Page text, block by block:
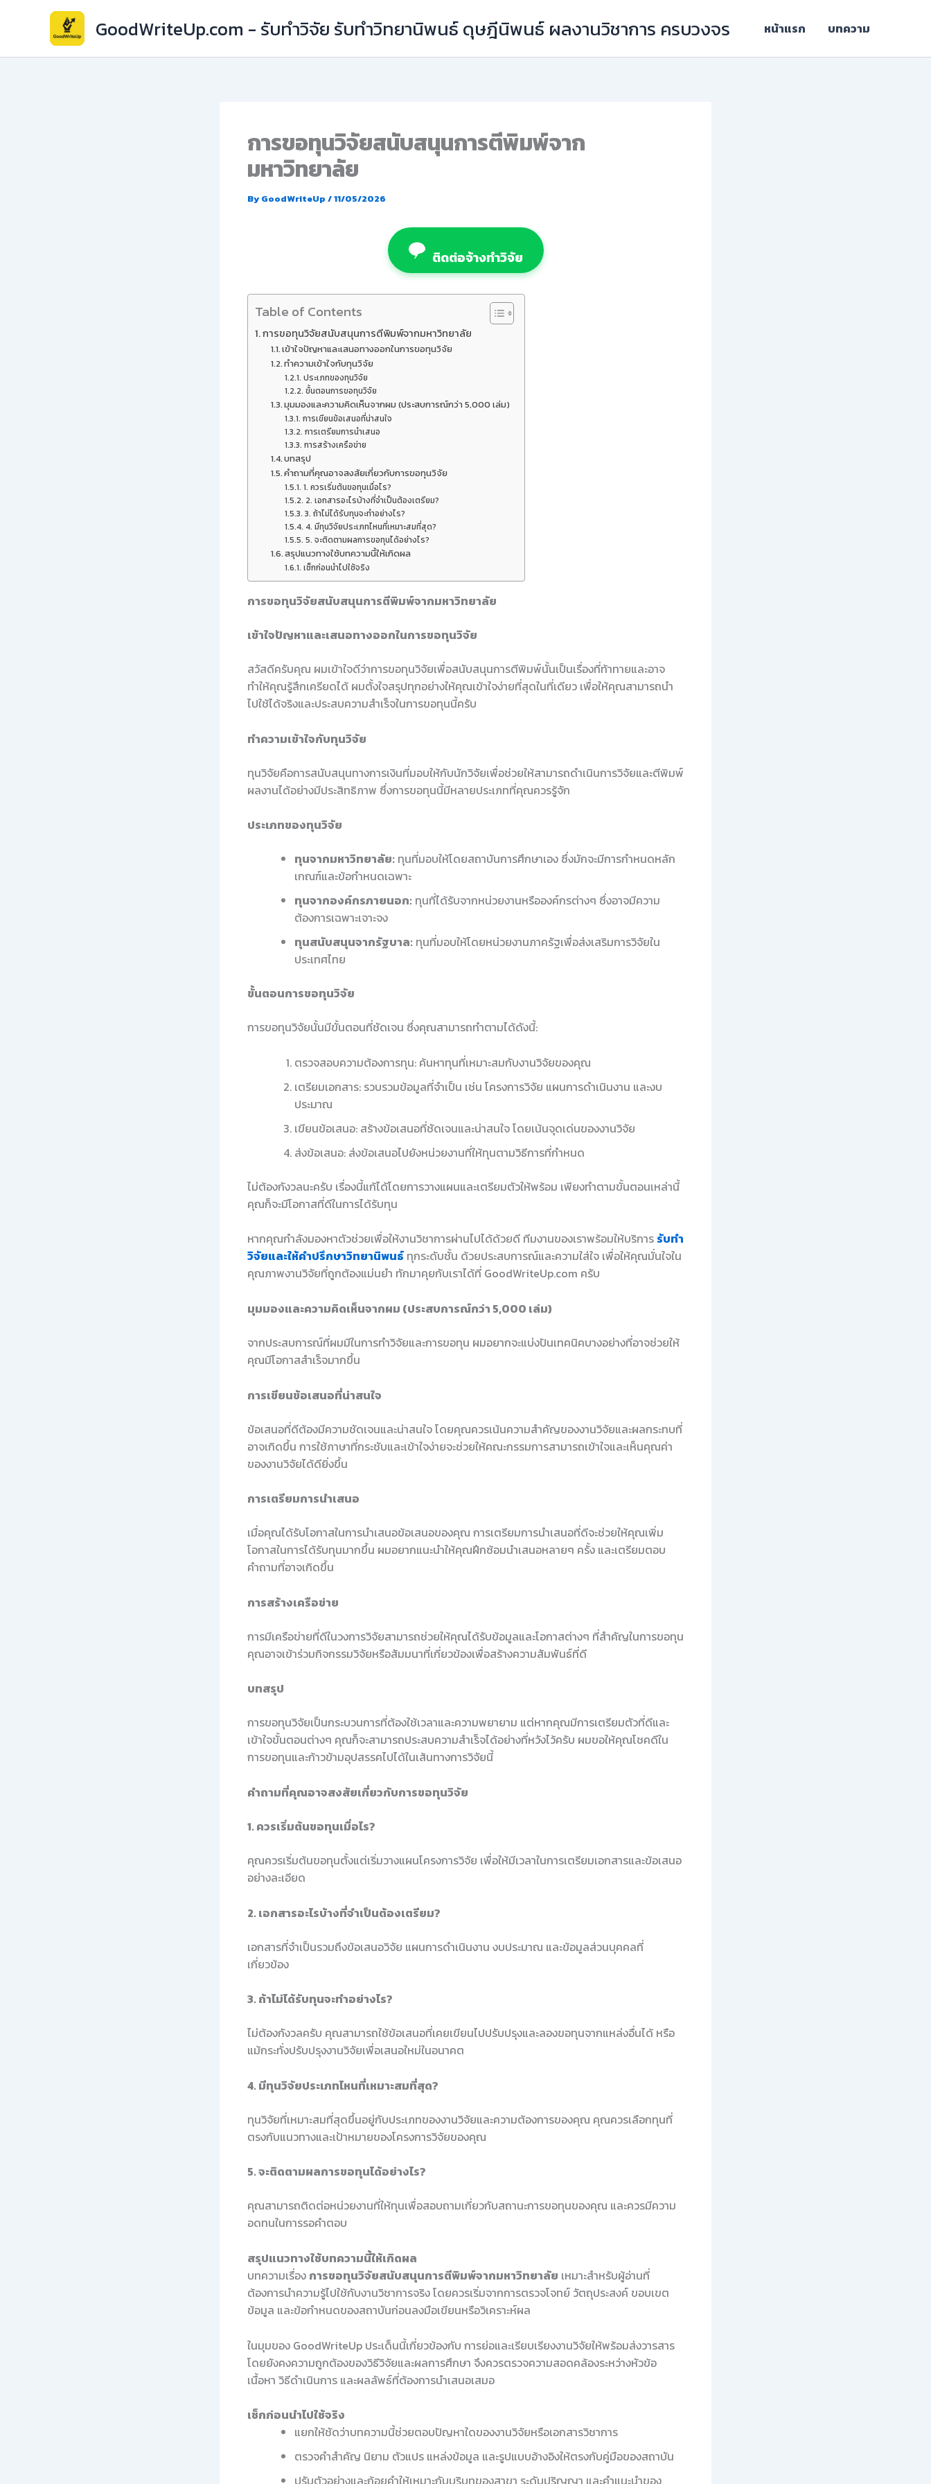
GoodWriteUp.com - รับทำวิจัย รับทำวิทยานิพนธ์ ดุษฎีนิพนธ์ ผลงานวิชาการ ครบวงจร หน้าแรก บทความ
การขอทุนวิจัยสนับสนุนการตีพิมพ์จาก
มหาวิทยาลัย
By GoodWriteUp /11/05/2026
ติดต่อจ้างทำวิจัย
Table of Contents
การขอทุนวิจัยสนับสนุนการตีพิมพ์จากมหาวิทยาลัย
เข้าใจปัญหาและเสนอทางออกในการขอทุนวิจัย
ทำความเข้าใจกับทุนวิจัย
ประเภทของทุนวิจัย
ขั้นตอนการขอทุนวิจัย
มุมมองและความคิดเห็นจากผม (ประสบการณ์กว่า 5,000 เล่ม)
การเขียนข้อเสนอที่น่าสนใจ
การเตรียมการนำเสนอ
การสร้างเครือข่าย
บทสรุป
คำถามที่คุณอาจสงสัยเกี่ยวกับการขอทุนวิจัย
1. ควรเริ่มต้นขอทุนเมื่อไร?
2. เอกสารอะไรบ้างที่จำเป็นต้องเตรียม?
3. ถ้าไม่ได้รับทุนจะทำอย่างไร?
4. มีทุนวิจัยประเภทไหนที่เหมาะสมที่สุด?
5. จะติดตามผลการขอทุนได้อย่างไร?
สรุปแนวทางใช้บทความนี้ให้เกิดผล
เช็กก่อนนำไปใช้จริง
การขอทุนวิจัยสนับสนุนการตีพิมพ์จากมหาวิทยาลัย
เข้าใจปัญหาและเสนอทางออกในการขอทุนวิจัย
สวัสดีครับคุณ ผมเข้าใจดีว่าการขอทุนวิจัยเพื่อสนับสนุนการตีพิมพ์นั้นเป็นเรื่องที่ท้าทายและอาจ
ทำให้คุณรู้สึกเครียดได้ ผมตั้งใจสรุปทุกอย่างให้คุณเข้าใจง่ายที่สุดในที่เดียว เพื่อให้คุณสามารถนำ
ไปใช้ได้จริงและประสบความสำเร็จในการขอทุนนี้ครับ
ทำความเข้าใจกับทุนวิจัย
ทุนวิจัยคือการสนับสนุนทางการเงินที่มอบให้กับนักวิจัยเพื่อช่วยให้สามารถดำเนินการวิจัยและตีพิมพ์
ผลงานได้อย่างมีประสิทธิภาพ ซึ่งการขอทุนนี้มีหลายประเภทที่คุณควรรู้จัก
ประเภทของทุนวิจัย
ทุนจากมหาวิทยาลัย: ทุนที่มอบให้โดยสถาบันการศึกษาเอง ซึ่งมักจะมีการกำหนดหลัก
เกณฑ์และข้อกำหนดเฉพาะ
ทุนจากองค์กรภายนอก: ทุนที่ได้รับจากหน่วยงานหรือองค์กรต่างๆ ซึ่งอาจมีความ
ต้องการเฉพาะเจาะจง
ทุนสนับสนุนจากรัฐบาล: ทุนที่มอบให้โดยหน่วยงานภาครัฐเพื่อส่งเสริมการวิจัยใน
ประเทศไทย
ขั้นตอนการขอทุนวิจัย
การขอทุนวิจัยนั้นมีขั้นตอนที่ชัดเจน ซึ่งคุณสามารถทำตามได้ดังนี้:
ตรวจสอบความต้องการทุน: ค้นหาทุนที่เหมาะสมกับงานวิจัยของคุณ
เตรียมเอกสาร: รวบรวมข้อมูลที่จำเป็น เช่น โครงการวิจัย แผนการดำเนินงาน และงบ
ประมาณ
เขียนข้อเสนอ: สร้างข้อเสนอที่ชัดเจนและน่าสนใจ โดยเน้นจุดเด่นของงานวิจัย
ส่งข้อเสนอ: ส่งข้อเสนอไปยังหน่วยงานที่ให้ทุนตามวิธีการที่กำหนด
ไม่ต้องกังวลนะครับ เรื่องนี้แก้ได้โดยการวางแผนและเตรียมตัวให้พร้อม เพียงทำตามขั้นตอนเหล่านี้
คุณก็จะมีโอกาสที่ดีในการได้รับทุน
หากคุณกำลังมองหาตัวช่วยเพื่อให้งานวิชาการผ่านไปได้ด้วยดี ทีมงานของเราพร้อมให้บริการ รับทำ
วิจัยและให้คำปรึกษาวิทยานิพนธ์ ทุกระดับชั้น ด้วยประสบการณ์และความใส่ใจ เพื่อให้คุณมั่นใจใน
คุณภาพงานวิจัยที่ถูกต้องแม่นยำ ทักมาคุยกับเราได้ที่ GoodWriteUp.com ครับ
มุมมองและความคิดเห็นจากผม (ประสบการณ์กว่า 5,000 เล่ม)
จากประสบการณ์ที่ผมมีในการทำวิจัยและการขอทุน ผมอยากจะแบ่งปันเทคนิคบางอย่างที่อาจช่วยให้
คุณมีโอกาสสำเร็จมากขึ้น
การเขียนข้อเสนอที่น่าสนใจ
ข้อเสนอที่ดีต้องมีความชัดเจนและน่าสนใจ โดยคุณควรเน้นความสำคัญของงานวิจัยและผลกระทบที่
อาจเกิดขึ้น การใช้ภาษาที่กระชับและเข้าใจง่ายจะช่วยให้คณะกรรมการสามารถเข้าใจและเห็นคุณค่า
ของงานวิจัยได้ดียิ่งขึ้น
การเตรียมการนำเสนอ
เมื่อคุณได้รับโอกาสในการนำเสนอข้อเสนอของคุณ การเตรียมการนำเสนอที่ดีจะช่วยให้คุณเพิ่ม
โอกาสในการได้รับทุนมากขึ้น ผมอยากแนะนำให้คุณฝึกซ้อมนำเสนอหลายๆ ครั้ง และเตรียมตอบ
คำถามที่อาจเกิดขึ้น
การสร้างเครือข่าย
การมีเครือข่ายที่ดีในวงการวิจัยสามารถช่วยให้คุณได้รับข้อมูลและโอกาสต่างๆ ที่สำคัญในการขอทุน
คุณอาจเข้าร่วมกิจกรรมวิจัยหรือสัมมนาที่เกี่ยวข้องเพื่อสร้างความสัมพันธ์ที่ดี
บทสรุป
การขอทุนวิจัยเป็นกระบวนการที่ต้องใช้เวลาและความพยายาม แต่หากคุณมีการเตรียมตัวที่ดีและ
เข้าใจขั้นตอนต่างๆ คุณก็จะสามารถประสบความสำเร็จได้อย่างที่หวังไว้ครับ ผมขอให้คุณโชคดีใน
การขอทุนและก้าวข้ามอุปสรรคไปได้ในเส้นทางการวิจัยนี้
คำถามที่คุณอาจสงสัยเกี่ยวกับการขอทุนวิจัย
1. ควรเริ่มต้นขอทุนเมื่อไร?
คุณควรเริ่มต้นขอทุนตั้งแต่เริ่มวางแผนโครงการวิจัย เพื่อให้มีเวลาในการเตรียมเอกสารและข้อเสนอ
อย่างละเอียด
2. เอกสารอะไรบ้างที่จำเป็นต้องเตรียม?
เอกสารที่จำเป็นรวมถึงข้อเสนอวิจัย แผนการดำเนินงาน งบประมาณ และข้อมูลส่วนบุคคลที่
เกี่ยวข้อง
3. ถ้าไม่ได้รับทุนจะทำอย่างไร?
ไม่ต้องกังวลครับ คุณสามารถใช้ข้อเสนอที่เคยเขียนไปปรับปรุงและลองขอทุนจากแหล่งอื่นได้ หรือ
แม้กระทั่งปรับปรุงงานวิจัยเพื่อเสนอใหม่ในอนาคต
4. มีทุนวิจัยประเภทไหนที่เหมาะสมที่สุด?
ทุนวิจัยที่เหมาะสมที่สุดขึ้นอยู่กับประเภทของงานวิจัยและความต้องการของคุณ คุณควรเลือกทุนที่
ตรงกับแนวทางและเป้าหมายของโครงการวิจัยของคุณ
5. จะติดตามผลการขอทุนได้อย่างไร?
คุณสามารถติดต่อหน่วยงานที่ให้ทุนเพื่อสอบถามเกี่ยวกับสถานะการขอทุนของคุณ และควรมีความ
อดทนในการรอคำตอบ
สรุปแนวทางใช้บทความนี้ให้เกิดผล
บทความเรื่อง การขอทุนวิจัยสนับสนุนการตีพิมพ์จากมหาวิทยาลัย เหมาะสำหรับผู้อ่านที่
ต้องการนำความรู้ไปใช้กับงานวิชาการจริง โดยควรเริ่มจากการตรวจโจทย์ วัตถุประสงค์ ขอบเขต
ข้อมูล และข้อกำหนดของสถาบันก่อนลงมือเขียนหรือวิเคราะห์ผล
ในมุมของ GoodWriteUp ประเด็นนี้เกี่ยวข้องกับ การย่อและเรียบเรียงงานวิจัยให้พร้อมส่งวารสาร
โดยยังคงความถูกต้องของวิธีวิจัยและผลการศึกษา จึงควรตรวจความสอดคล้องระหว่างหัวข้อ
เนื้อหา วิธีดำเนินการ และผลลัพธ์ที่ต้องการนำเสนอเสมอ
เช็กก่อนนำไปใช้จริง
แยกให้ชัดว่าบทความนี้ช่วยตอบปัญหาใดของงานวิจัยหรือเอกสารวิชาการ
ตรวจคำสำคัญ นิยาม ตัวแปร แหล่งข้อมูล และรูปแบบอ้างอิงให้ตรงกับคู่มือของสถาบัน
ปรับตัวอย่างและถ้อยคำให้เหมาะกับบริบทของสาขา ระดับปริญญา และคำแนะนำของ